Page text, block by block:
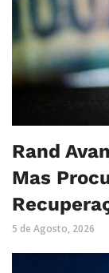
Rand
Mas
5 de Agosto, 2026